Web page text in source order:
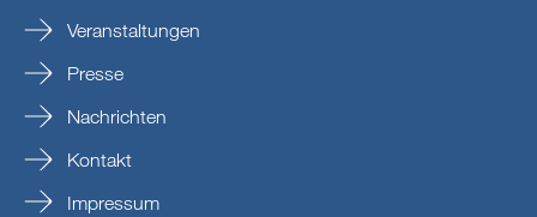
Veranstaltungen
Presse
Nachrichten
Kontakt
Impressum